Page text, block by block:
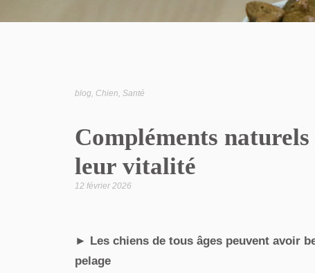
blog, Chien, Santé
Compléments
leur vitalité
12 février 2026
► Les chiens de tous âges peuvent avoir
pelage